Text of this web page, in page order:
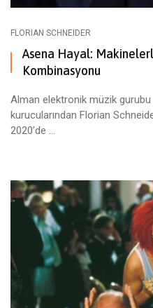
FLORIAN SCHNEIDER
Asena Hayal:
Kombinasyonu
Alman elektronik müzik gurubu
kurucularından Florian
2020’de ...